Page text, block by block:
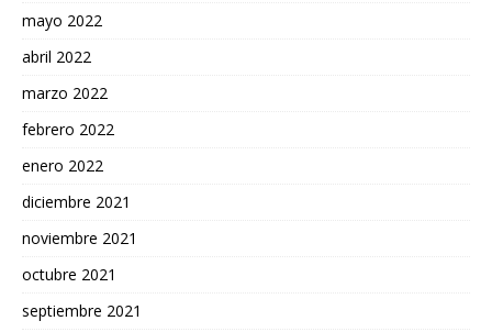
mayo 2022
abril 2022
marzo 2022
febrero 2022
enero 2022
diciembre 2021
noviembre 2021
octubre 2021
septiembre 2021